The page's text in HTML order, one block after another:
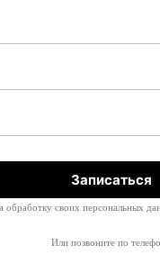
обработку своих персональных
Или позвоните по